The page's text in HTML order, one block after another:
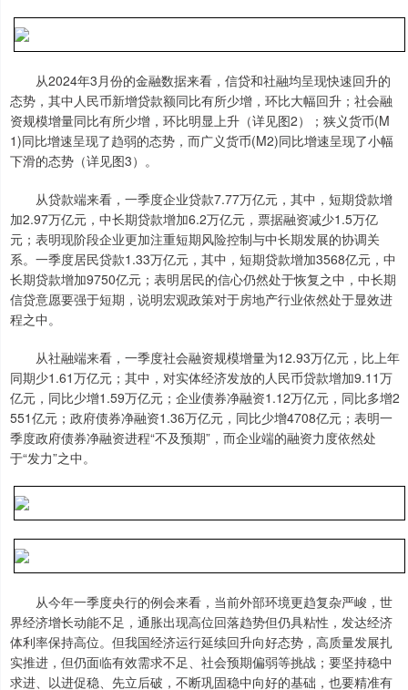
从2024年3月份的金融数据来看，信贷和社融均呈现快速回升的
态势，其中人民币新增贷款额同比有所少增，环比大幅回升；社会融
资规模增量同比有所少增，环比明显上升（详见图2）；狭义货币(M
1)同比增速呈现了趋弱的态势，而广义货币(M2)同比增速呈现了小幅
下滑的态势（详见图3）。
从贷款端来看，一季度企业贷款7.77万亿元，其中，短期贷款增
加2.97万亿元，中长期贷款增加6.2万亿元，票据融资减少1.5万亿
元；表明现阶段企业更加注重短期风险控制与中长期发展的协调关
系。一季度居民贷款1.33万亿元，其中，短期贷款增加3568亿元，中
长期贷款增加9750亿元；表明居民的信心仍然处于恢复之中，中长期
信贷意愿要强于短期，说明宏观政策对于房地产行业依然处于显效进
程之中。
从社融端来看，一季度社会融资规模增量为12.93万亿元，比上年
同期少1.61万亿元；其中，对实体经济发放的人民币贷款增加9.11万
亿元，同比少增1.59万亿元；企业债券净融资1.12万亿元，同比多增2
551亿元；政府债券净融资1.36万亿元，同比少增4708亿元；表明一
季度政府债券净融资进程“不及预期”，而企业端的融资力度依然处
于“发力”之中。
从今年一季度央行的例会来看，当前外部环境更趋复杂严峻，世
界经济增长动能不足，通胀出现高位回落趋势但仍具粘性，发达经济
体利率保持高位。但我国经济运行延续回升向好态势，高质量发展扎
实推进，但仍面临有效需求不足、社会预期偏弱等挑战；要坚持稳中
求进、以进促稳、先立后破，不断巩固稳中向好的基础，也要精准有